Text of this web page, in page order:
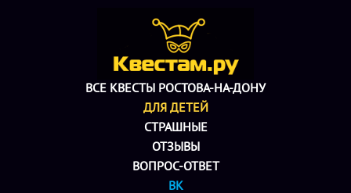
ВСЕ КВЕСТЫ РОСТОВА-НА-ДОНУ
ДЛЯ ДЕТЕЙ
СТРАШНЫЕ
ОТЗЫВЫ
ВОПРОС-ОТВЕТ
ВК